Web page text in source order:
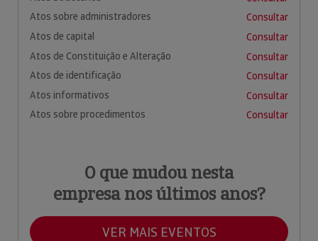
Atos sobre administradores
Consultar
Atos de capital
Consultar
Atos de Constituição e Alteração
Consultar
Atos de identificação
Consultar
Atos informativos
Consultar
Atos sobre procedimentos
Consultar
O que mudou nesta
empresa nos últimos anos?
VER MAIS EVENTOS